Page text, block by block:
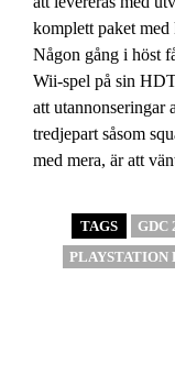
komplett paket
Någon gång i höst
Wii-spel på sin
att utannonseringar
tredjepart såsom
med mera, är att
TAGS GDC
PLAYSTATION